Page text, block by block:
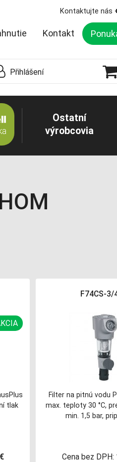
Kontaktujte nás
Kontakt
Přihlášení
Ostatní
výrobcovia
tlak
F74CS-3/
Filter na pitnú vodu
max. teploty 30 °C,
min. 1,5 bar,
Cena bez DPH: